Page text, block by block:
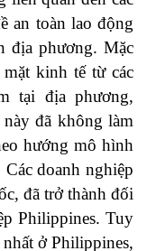
an toàn lao động
địa phương. Mặc
kinh tế từ các
tại địa phương,
đã không làm
hướng mô hình
doanh nghiệp
đã trở thành đối
Philippines. Tuy
ở Philippines,